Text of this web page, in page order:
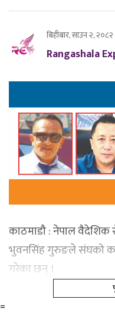
बिहीबार, साउन २, २०८२
Rangashala
काठमाडौ : नेपाल वैदेशिक
भुवनसिंह गुरुङले संघको
गरेका छन् ।
=